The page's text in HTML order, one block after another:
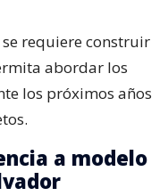
se requiere construir
abordar los
los próximos años
a modelo